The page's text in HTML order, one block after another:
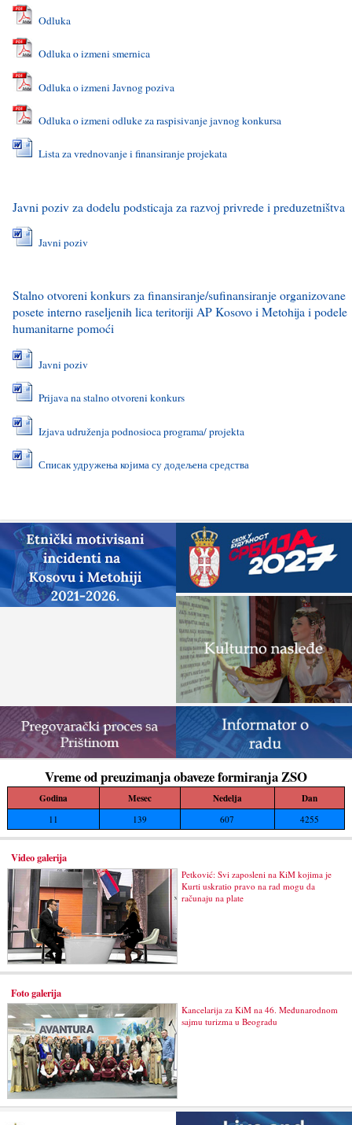
Odluka
Odluka o izmeni smernica
Odluka o izmeni Javnog poziva
Odluka o izmeni odluke za raspisivanje javnog konkursa
Lista za vrednovanje i finansiranje projekata
Javni poziv za dodelu podsticaja za razvoj privrede i preduzetništva
Javni poziv
Stalno otvoreni konkurs za finansiranje/sufinansiranje organizovane
posete interno raseljenih lica teritoriji AP Kosovo i Metohija i podele
humanitarne pomoći
Javni poziv
Prijava na stalno otvoreni konkurs
Izjava udruženja podnosioca programa/ projekta
Списак удружења којима су додељена средства
Vreme od preuzimanja obaveze formiranja ZSO
Godina Mesec Nedelja Dan
11 139 607 4255
Video galerija
Petković: Svi zaposleni na KiM kojima je
Kurti uskratio pravo na rad mogu da
računaju na plate
Foto galerija
Kancelarija za KiM na 46. Međunarodnom
sajmu turizma u Beogradu